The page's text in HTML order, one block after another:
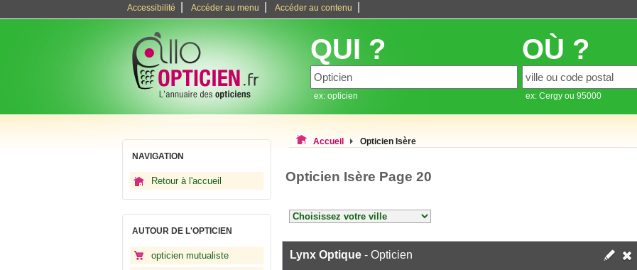
Accessibilité Accéder au menu Accéder au contenu
QUI ?
ex: opticien
OÙ ?
ex: Cergy ou 95000
NAVIGATION
Retour à l'accueil
AUTOUR DE L'OPTICIEN
opticien mutualiste
Accueil Opticien Isère
Opticien Isère Page 20
Lynx Optique - Opticien